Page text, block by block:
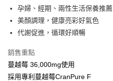
Apple Pay
街口支付
悠遊付
Google Pay
孕婦、經期、兩性生活保養推薦
美顏調理，健康亮彩好氣色
代謝促進，循環好順暢
銷售重點
蔓越莓 36,000mg使用
採用專利蔓越莓CranPure F